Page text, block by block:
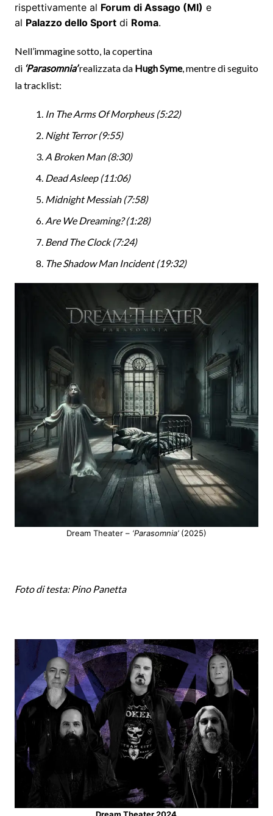
rispettivamente al Forum di Assago (MI) e
al Palazzo dello Sportdi Roma.
Nell’immagine sotto, la copertina
di ‘Parasomnia’realizzata da Hugh Syme, mentre di seguito
la tracklist:
In The Arms Of Morpheus (5:22)
Night Terror (9:55)
A Broken Man (8:30)
Dead Asleep (11:06)
Midnight Messiah (7:58)
Are We Dreaming? (1:28)
Bend The Clock (7:24)
The Shadow Man Incident (19:32)
Dream Theater –‘Parasomnia’(2025)
Foto di testa: Pino Panetta